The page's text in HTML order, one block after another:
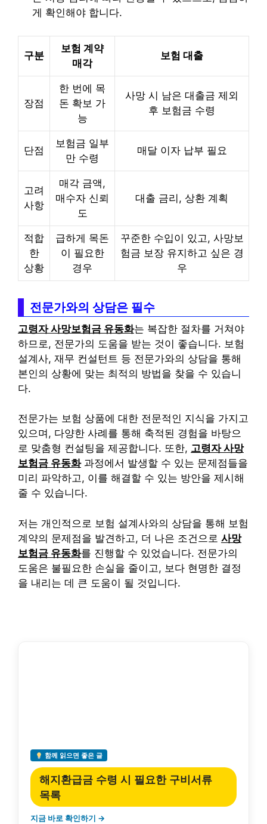
게 확인해야 합니다.
구분
보험 계약
매각
보험 대출
장점
한 번에 목
돈 확보 가
능
사망 시 남은 대출금 제외
후 보험금 수령
단점
보험금 일부
만 수령
매달 이자 납부 필요
고려
사항
매각 금액,
매수자 신뢰
도
대출 금리, 상환 계획
적합
한
상황
급하게 목돈
이 필요한
경우
꾸준한 수입이 있고, 사망보
험금 보장 유지하고 싶은 경
우
전문가와의 상담은 필수
고령자 사망보험금 유동화는 복잡한 절차를 거쳐야
하므로, 전문가의 도움을 받는 것이 좋습니다. 보험
설계사, 재무 컨설턴트 등 전문가와의 상담을 통해
본인의 상황에 맞는 최적의 방법을 찾을 수 있습니
다.
전문가는 보험 상품에 대한 전문적인 지식을 가지고
있으며, 다양한 사례를 통해 축적된 경험을 바탕으
로 맞춤형 컨설팅을 제공합니다. 또한, 고령자 사망
보험금 유동화과정에서 발생할 수 있는 문제점들을
미리 파악하고, 이를 해결할 수 있는 방안을 제시해
줄 수 있습니다.
저는 개인적으로 보험 설계사와의 상담을 통해 보험
계약의 문제점을 발견하고, 더 나은 조건으로 사망
보험금 유동화를 진행할 수 있었습니다. 전문가의
도움은 불필요한 손실을 줄이고, 보다 현명한 결정
을 내리는 데 큰 도움이 될 것입니다.
함께 읽으면 좋은 글
해지환급금 수령 시 필요한 구비서류
목록
지금 바로 확인하기 →